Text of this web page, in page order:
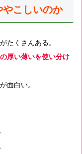
こしいのか
たくさんある。
厚い薄いを使い分け
面白い。